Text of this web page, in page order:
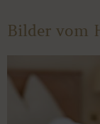
Bilder vom